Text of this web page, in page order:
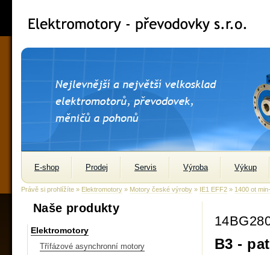
E-shop Prodej Servis Výroba Výkup
Právě si prohlížíte » Elektromotory » Motory české výroby » IE1 EFF2 » 1400 ot
Naše produkty
Elektromotory
Třífázové asynchronní motory
B3 -